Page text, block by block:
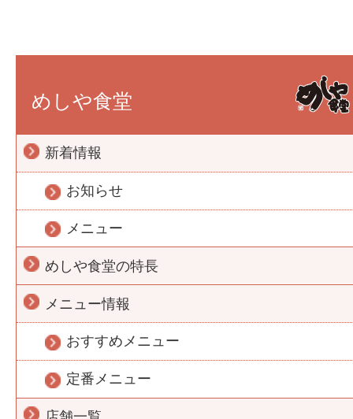
めしや食堂
新着情報
お知らせ
メニュー
めしや食堂の特長
メニュー情報
おすすめメニュー
定番メニュー